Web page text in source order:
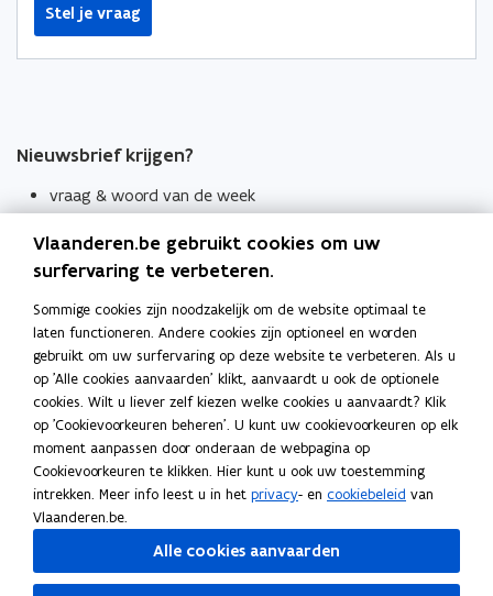
Stel je vraag
Nieuwsbrief krijgen?
vraag & woord van de week
Schrijf je in
Thema's
Taaladviezen
Spellingregels
Tips voor duidelijke taal
Bekijk ook
Spellingtests
Boek- en webwijzer
Vlaanderen.be gebruikt cookies om uw
surfervaring te verbeteren.
Sommige cookies zijn noodzakelijk om de website optimaal te
laten functioneren. Andere cookies zijn optioneel en worden
gebruikt om uw surfervaring op deze website te verbeteren. Als u
op 'Alle cookies aanvaarden' klikt, aanvaardt u ook de optionele
cookies. Wilt u liever zelf kiezen welke cookies u aanvaardt? Klik
op 'Cookievoorkeuren beheren'. U kunt uw cookievoorkeuren op elk
moment aanpassen door onderaan de webpagina op
Cookievoorkeuren te klikken. Hier kunt u ook uw toestemming
intrekken. Meer info leest u in het privacy- en cookiebeleid van
Vlaanderen.be.
Alle cookies aanvaarden